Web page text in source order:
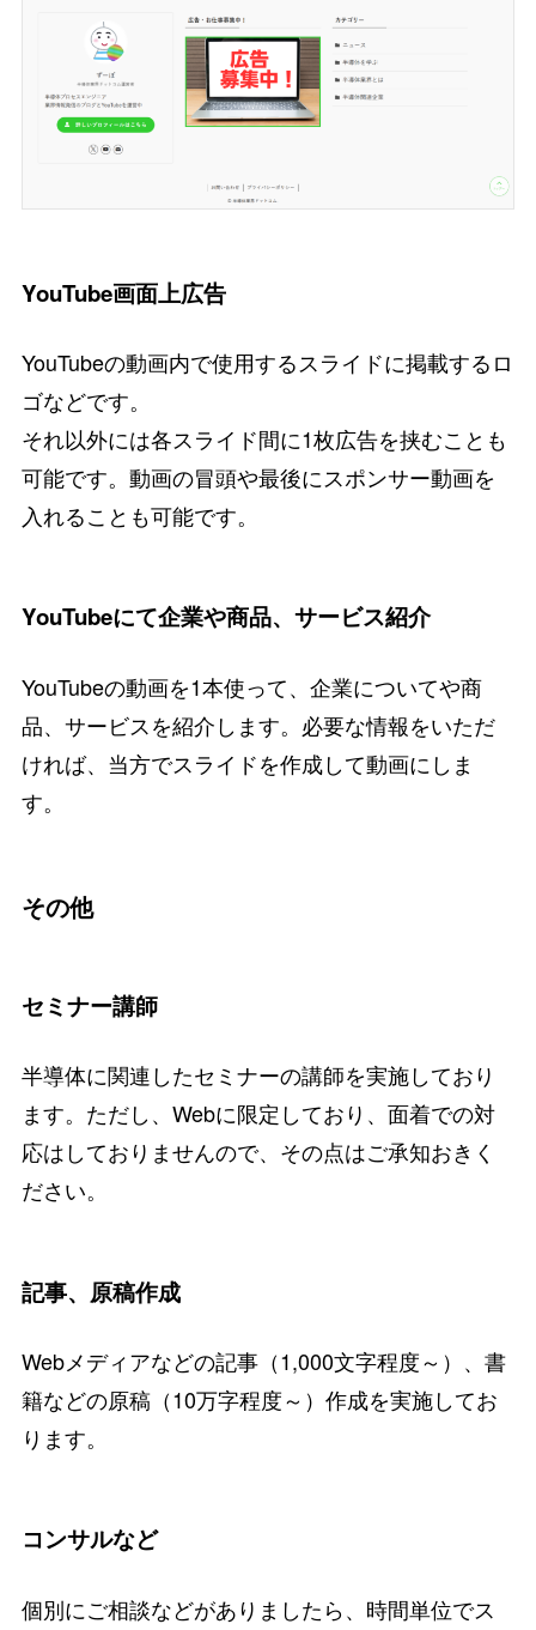
YouTube画面上広告
YouTubeの動画内で使用するスライドに掲載するロ
ゴなどです。
それ以外には各スライド間に1枚広告を挟むことも
可能です。動画の冒頭や最後にスポンサー動画を
入れることも可能です。
YouTubeにて企業や商品、サービス紹介
YouTubeの動画を1本使って、企業についてや商
品、サービスを紹介します。必要な情報をいただ
ければ、当方でスライドを作成して動画にしま
す。
その他
セミナー講師
半導体に関連したセミナーの講師を実施しており
ます。ただし、Webに限定しており、面着での対
応はしておりませんので、その点はご承知おきく
ださい。
記事、原稿作成
Webメディアなどの記事（1,000文字程度～）、書
籍などの原稿（10万字程度～）作成を実施してお
ります。
コンサルなど
個別にご相談などがありましたら、時間単位でス